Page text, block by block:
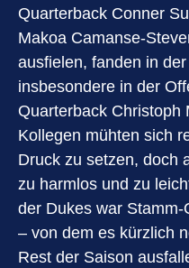
Quarterback Conner
Makoa Camanse-
ausfielen, fanden in
insbesondere in der
Quarterback Christoph
Kollegen mühten sich
Druck zu setzen, doch
zu harmlos und zu
der Dukes war
– von dem es kürzlich
Rest der Saison